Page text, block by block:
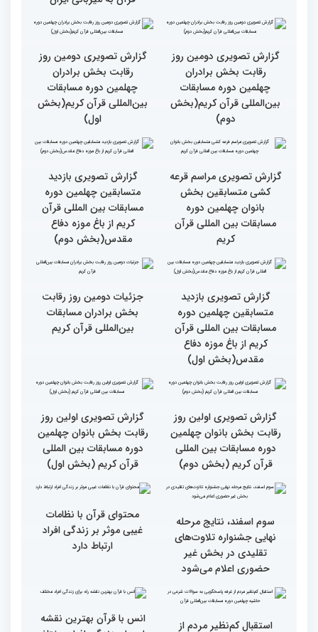
نخستین محفل بین‌المللی
برگزار شد
استقبال بی‌نظیر کودکان و
نوجوانان/ نگاهی به حواشی
دومین روز مسابقات جهانی
قرآن به میزبانی ایران
رقابت بخش برادران
چهلمین دوره مسابقات
بین‌المللی قرآن کریم(بخش
دوم)
رقابت بخش برادران
چهلمین دوره مسابقات
بین‌المللی قرآن کریم(بخش
اول)
کشی متسابقین بخش
بانوان چهلمین دوره
مسابقات بین المللی قرآن
کریم
متسابقین چهلمین دوره
مسابقات بین المللی قرآن
کریم از باغ موزه دفاع
متسابقین چهلمین دوره
مسابقات بین المللی قرآن
کریم از باغ موزه دفاع
مقدس(بخش اول)
بخش برادران مسابقات
بین‌المللی قرآن کریم
گزارش تصویری اولین روز
رقابت بخش بانوان چهلمین
دوره مسابقات بین المللی
قرآن کریم (بخش دوم)
گزارش تصویری اولین روز
رقابت بخش بانوان چهلمین
دوره مسابقات بین المللی
سوم اسفند، نتایج مرحله
محتوای قرآن با نظامات